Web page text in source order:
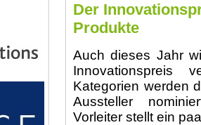
Der
Produkte
Auch dieses Jahr
Innovationspreis
Kategorien werden
Aussteller
Vorleiter stellt ein